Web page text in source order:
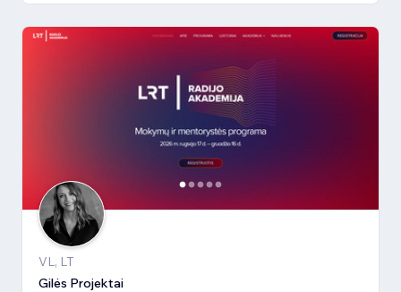
VL, LT
Gilės Projektai